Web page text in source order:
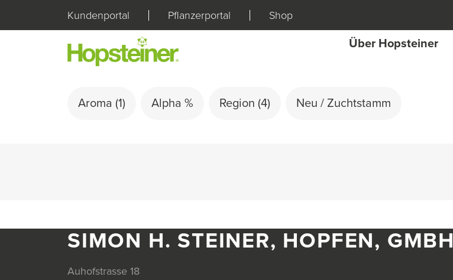
Kundenportal Pflanzerportal Shop
Über Hopsteiner
Aroma (1) Alpha % Region (4) Neu / Zuchtstamm
SIMON H. STEINER, HOPFEN, GMBH
Auhofstrasse 18